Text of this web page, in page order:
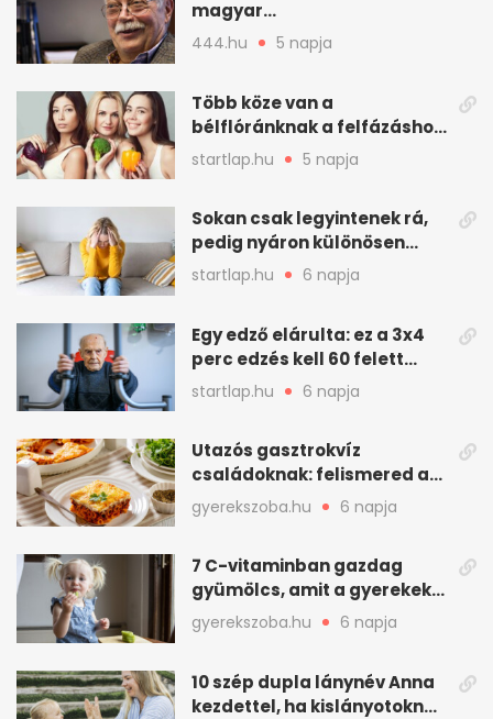
magyar
társadalomtudomány
meghatározó alakja
444.hu 5 napja
Több köze van a
bélflóránknak a felfázáshoz,
mint hinnénk – Így védhetjük
nyáron a húgyutakat (x)
startlap.hu 5 napja
Sokan csak legyintenek rá,
pedig nyáron különösen
gyakran jelentkezik ez a
kellemetlen betegség
startlap.hu 6 napja
Egy edző elárulta: ez a 3x4
perc edzés kell 60 felett
mindenkinek
startlap.hu 6 napja
Utazós gasztrokvíz
családoknak: felismered az
asadót és társait?
gyerekszoba.hu 6 napja
7 C-vitaminban gazdag
gyümölcs, amit a gyerekek
is szívesen megesznek
gyerekszoba.hu 6 napja
10 szép dupla lánynév Anna
kezdettel, ha kislányotoknak